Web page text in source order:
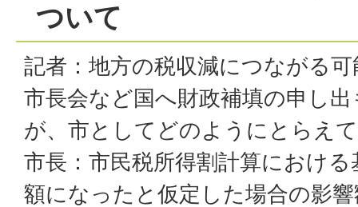
ついて
記者：地方の税収減につながる
市長会など国へ財政補填の申し
が、市としてどのようにとらえ
市長：市民税所得割計算におけ
額になったと仮定した場合の影